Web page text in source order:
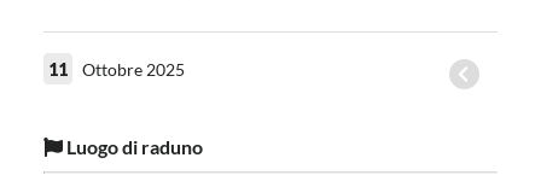
11 Ottobre 2025
Luogo di raduno